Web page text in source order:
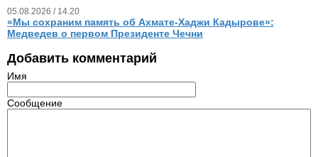
05.08.2026 / 14.20
«Мы сохраним память об Ахмате-Хаджи Кадырове»:
Медведев о первом Президенте Чечни
Добавить комментарий
Имя
Сообщение